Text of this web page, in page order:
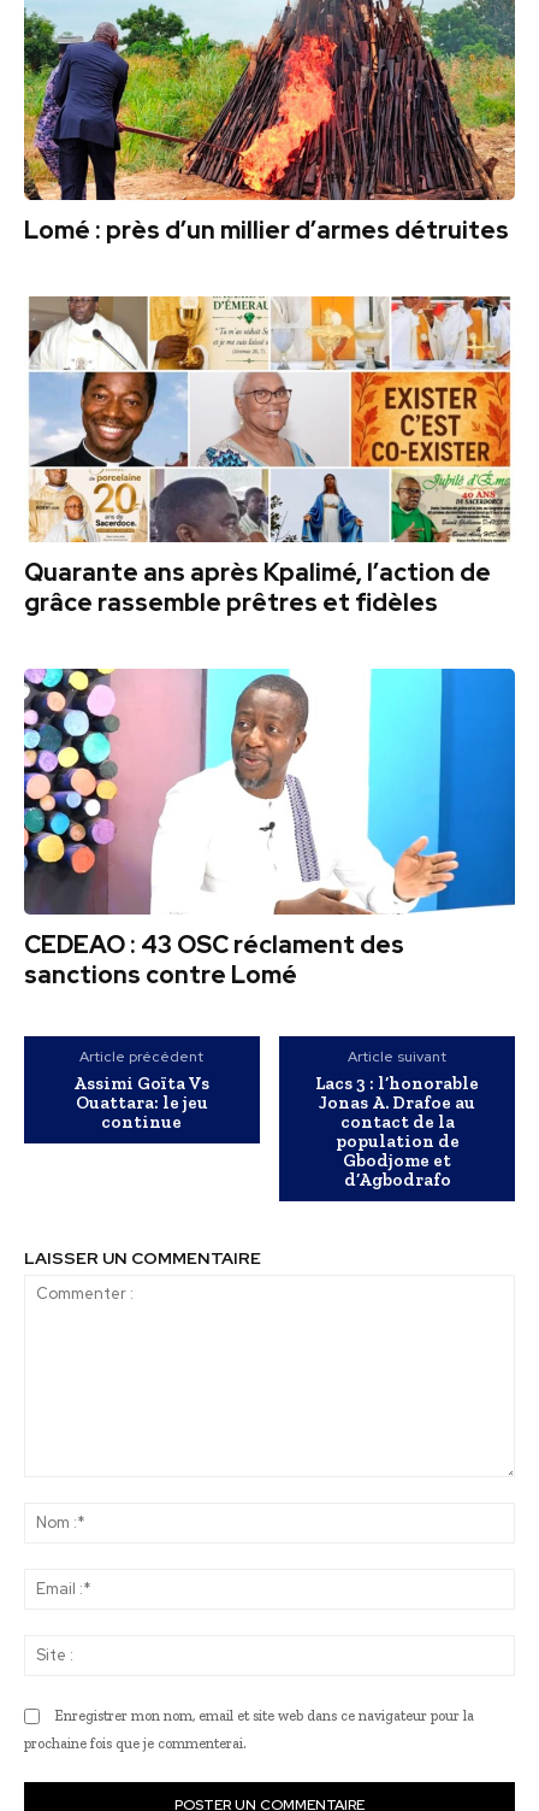
Lomé : près d’un millier d’armes détruites
Quarante ans après Kpalimé, l’action de
grâce rassemble prêtres et fidèles
CEDEAO : 43 OSC réclament des
sanctions contre Lomé
Article précédent
Assimi Goïta Vs
Ouattara: le jeu
continue
Article suivant
Lacs 3 : l’honorable
Jonas A. Drafoe au
contact de la
population de
Gbodjome et
d’Agbodrafo
LAISSER UN COMMENTAIRE
Enregistrer mon nom, email et site web dans ce navigateur pour la
prochaine fois que je commenterai.